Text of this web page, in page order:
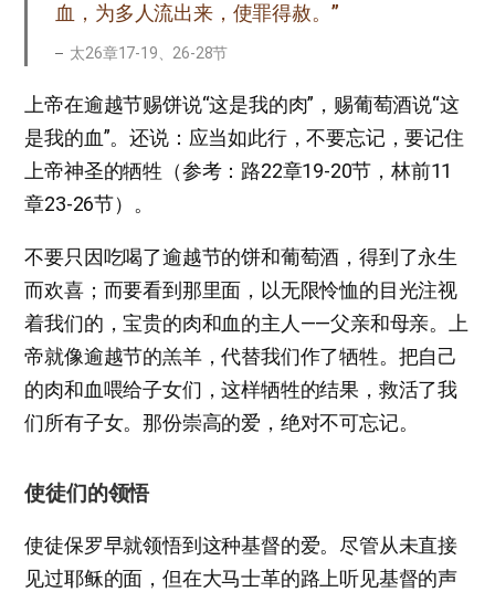
血，为多人流出来，使罪得赦。”
太26章17-19、26-28节
上帝在逾越节赐饼说“这是我的肉”，赐葡萄酒说“这
是我的血”。还说：应当如此行，不要忘记，要记住
上帝神圣的牺牲（参考：路22章19-20节，林前11
章23-26节）。
不要只因吃喝了逾越节的饼和葡萄酒，得到了永生
而欢喜；而要看到那里面，以无限怜恤的目光注视
着我们的，宝贵的肉和血的主人——父亲和母亲。上
帝就像逾越节的羔羊，代替我们作了牺牲。把自己
的肉和血喂给子女们，这样牺牲的结果，救活了我
们所有子女。那份崇高的爱，绝对不可忘记。
使徒们的领悟
使徒保罗早就领悟到这种基督的爱。尽管从未直接
见过耶稣的面，但在大马士革的路上听见基督的声